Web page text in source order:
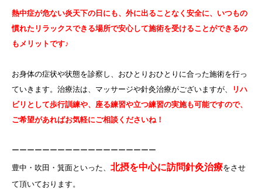
熱中症が危ない炎天下の日にも、外に出ることなく安全に、いつもの
慣れたリラックスできる場所で安心して施術を受けることができるの
もメリットです♪
お身体の症状や状態を診察し、おひとりおひとりに合った施術を行っ
ていきます。治療法は、マッサージや針灸治療がございますが、
リハ
ビリとして歩行訓練や、座る練習や立つ練習の実施も可能ですので、
ご希望があればお気軽にご相談くださいね！
ーーーーーーーーーーーーーーーーーーー
豊中・吹田・箕面といった、 北摂を中心に訪問針灸治療をさせ
て頂いております。